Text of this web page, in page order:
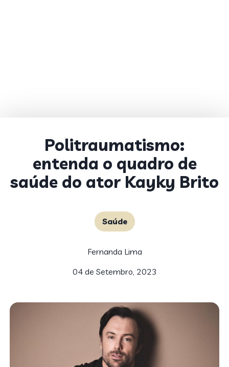
Politraumatismo:
entenda o quadro de
saúde do ator Kayky Brito
Saúde
Fernanda Lima
04 de Setembro, 2023